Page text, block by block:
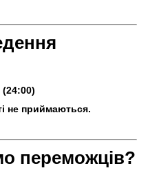
не приймаються.
переможців?